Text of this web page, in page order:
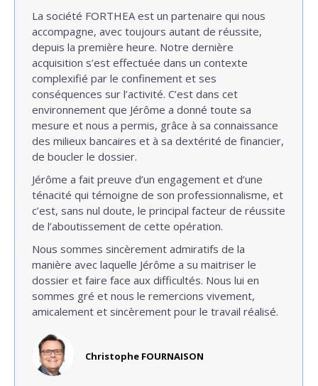
La société FORTHEA est un partenaire qui nous
accompagne, avec toujours autant de réussite,
depuis la première heure. Notre dernière
acquisition s’est effectuée dans un contexte
complexifié par le confinement et ses
conséquences sur l’activité. C’est dans cet
environnement que Jérôme a donné toute sa
mesure et nous a permis, grâce à sa connaissance
des milieux bancaires et à sa dextérité de financier,
de boucler le dossier.
Jérôme a fait preuve d’un engagement et d’une
ténacité qui témoigne de son professionnalisme, et
c’est, sans nul doute, le principal facteur de réussite
de l’aboutissement de cette opération.
Nous sommes sincèrement admiratifs de la
manière avec laquelle Jérôme a su maitriser le
dossier et faire face aux difficultés. Nous lui en
sommes gré et nous le remercions vivement,
amicalement et sincèrement pour le travail réalisé.
Christophe FOURNAISON